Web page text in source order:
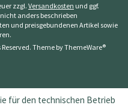
zzgl.Versandkosten und ggf.
anders beschrieben
und preisgebundenen Artikel sowie
Theme byThemeWare®
für den technischen Betrieb